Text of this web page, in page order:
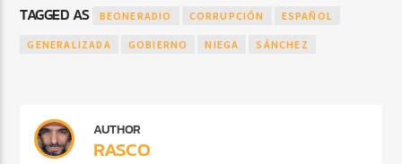
TAGGED AS BEONERADIO CORRUPCIÓN ESPAÑOL
GENERALIZADA GOBIERNO NIEGA SÁNCHEZ
AUTHOR
RASCO